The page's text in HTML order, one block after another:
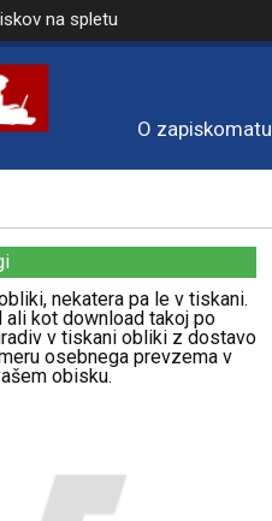
na spletu
O zapiskomatu
nekatera pa le v tiskani.
kot download takoj po
v tiskani obliki z dostavo
osebnega prevzema v
obisku.